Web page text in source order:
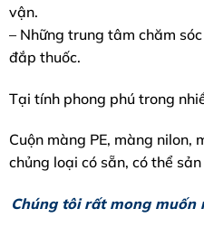
vận.
– Những trung tâm chăm
đắp thuốc.
Tại tính phong phú trong
Cuộn màng PE, màng
chủng loại có sẵn, có thể
Chúng tôi rất mong muốn